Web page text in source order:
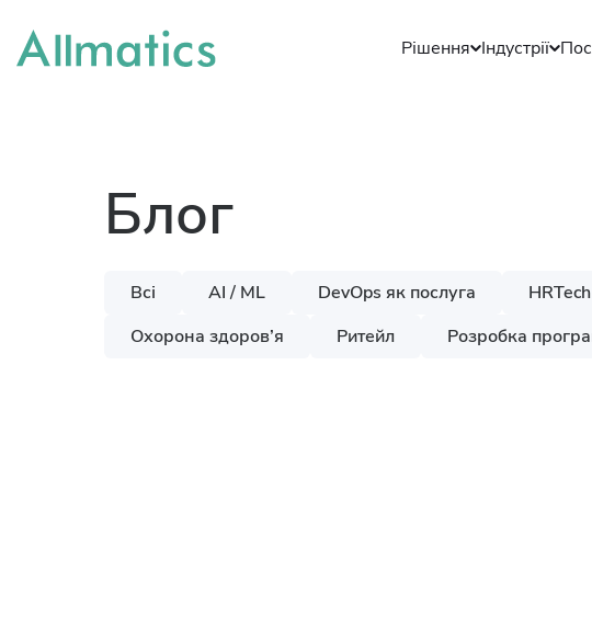
Рішення Індустрії
Блог
Всі AI / ML DevOps як послуга HRTech
Охорона здоров’я
Ритейл Розробка